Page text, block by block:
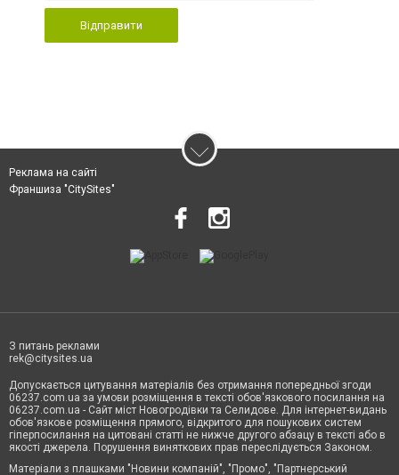
Відправити
Реклама на сайті
Франшиза "CitySites"
З питань реклами
rek@citysites.ua
Допускається цитування матеріалів без отримання попередньої згоди
06237.com.ua за умови розміщення в тексті обов'язкового посилання на
06237.com.ua - Сайт міст Новогродівки та Селидове. Для інтернет-видань
обов'язкове розміщення прямого, відкритого для пошукових систем
гіперпосилання на цитовані статті не нижче другого абзацу в тексті або в
якості джерела. Порушення виняткових прав переслідується Законом.
Матеріали з плашками "Новини компаній", "Промо", "Партнерський